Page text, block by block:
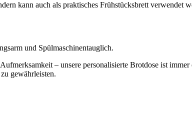
kann auch als praktisches Frühstücksbrett verwendet
und Spülmaschinentauglich.
– unsere personalisierte Brotdose ist
gewährleisten.